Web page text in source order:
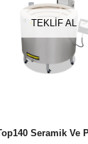
TEKLİF AL